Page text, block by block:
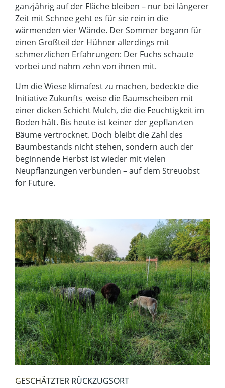
ganzjährig auf der Fläche bleiben – nur bei längerer
Zeit mit Schnee geht es für sie rein in die
wärmenden vier Wände. Der Sommer begann für
einen Großteil der Hühner allerdings mit
schmerzlichen Erfahrungen: Der Fuchs schaute
vorbei und nahm zehn von ihnen mit.
Um die Wiese klimafest zu machen, bedeckte die
Initiative Zukunfts_weise die Baumscheiben mit
einer dicken Schicht Mulch, die die Feuchtigkeit im
Boden hält. Bis heute ist keiner der gepflanzten
Bäume vertrocknet. Doch bleibt die Zahl des
Baumbestands nicht stehen, sondern auch der
beginnende Herbst ist wieder mit vielen
Neupflanzungen verbunden – auf dem Streuobst
for Future.
GESCHÄTZTER RÜCKZUGSORT